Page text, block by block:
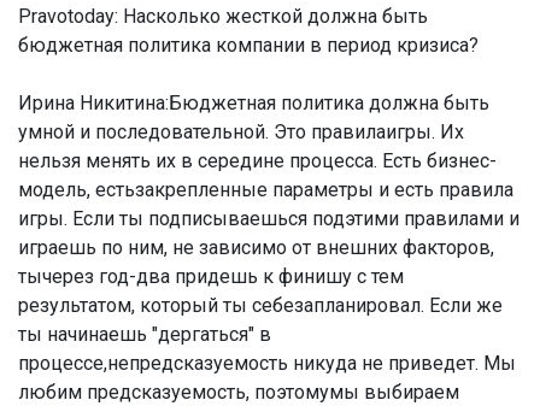
Pravotoday: Насколько жесткой должна быть
бюджетная политика компании в период кризиса?
Ирина Никитина: Бюджетная политика должна быть
умной и последовательной. Это правилаигры. Их
нельзя менять их в середине процесса. Есть бизнес-
модель, естьзакрепленные параметры и есть правила
игры. Если ты подписываешься подэтими правилами и
играешь по ним, не зависимо от внешних факторов,
тычерез год-два придешь к финишу с тем
результатом, который ты себезапланировал. Если же
ты начинаешь "дергаться" в
процессе,непредсказуемость никуда не приведет. Мы
любим предсказуемость, поэтомумы выбираем